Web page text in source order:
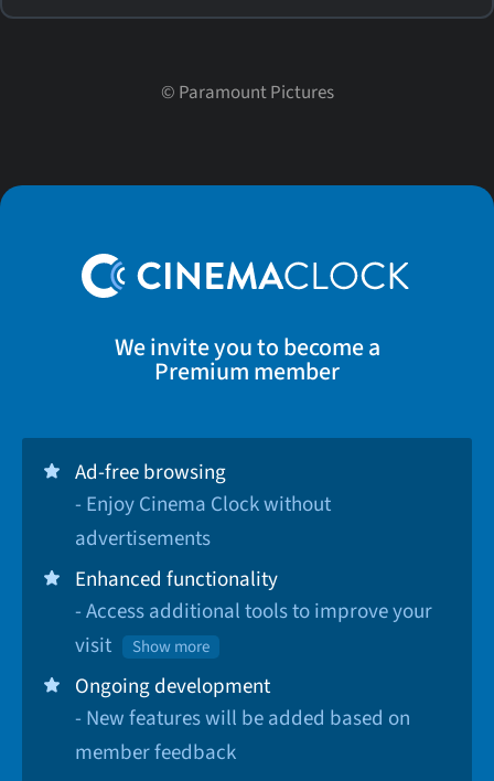
© Paramount Pictures
We invite you to become a
Premium member
Ad-free browsing
- Enjoy Cinema Clock without
advertisements
Enhanced functionality
- Access additional tools to improve your
visit
Show more
Ongoing development
- New features will be added based on
member feedback